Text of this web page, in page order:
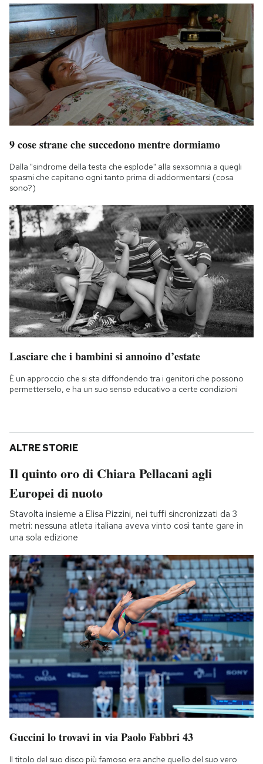
9 cose strane che succedono mentre dormiamo
Dalla "sindrome della testa che esplode" alla sexsomnia a quegli
spasmi che capitano ogni tanto prima di addormentarsi (cosa
sono?)
Lasciare che i bambini si annoino d’estate
È un approccio che si sta diffondendo tra i genitori che possono
permetterselo, e ha un suo senso educativo a certe condizioni
ALTRE STORIE
Il quinto oro di Chiara Pellacani agli
Europei di nuoto
Stavolta insieme a Elisa Pizzini, nei tuffi sincronizzati da 3
metri: nessuna atleta italiana aveva vinto così tante gare in
una sola edizione
Guccini lo trovavi in via Paolo Fabbri 43
Il titolo del suo disco più famoso era anche quello del suo vero